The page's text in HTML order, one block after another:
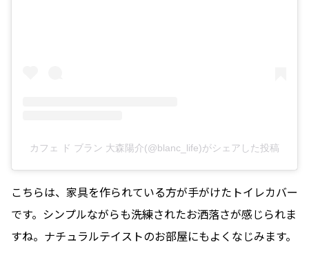
カフェ ド ブラン 大森陽介(@blanc_life)がシェアした投稿
こちらは、家具を作られている方が手がけたトイレカバー
です。シンプルながらも洗練されたお洒落さが感じられま
すね。ナチュラルテイストのお部屋にもよくなじみます。